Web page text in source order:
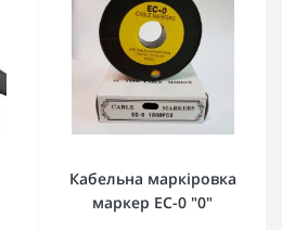
Кабельна маркіровка
маркер EC-0 "0"